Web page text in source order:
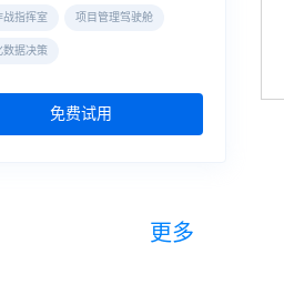
战指挥室 项目管理驾驶舱
数据决策
免费试用
更多